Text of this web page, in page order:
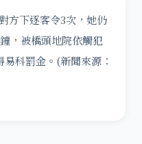
方下逐客令3次，她仍
，被橋頭地院依觸犯
科罰金。(新聞來源：